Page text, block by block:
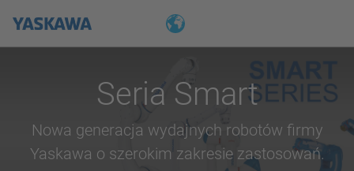
Seria Smart
Nowa generacja wydajnych robotów firmy
Yaskawa o szerokim zakresie zastosowań.